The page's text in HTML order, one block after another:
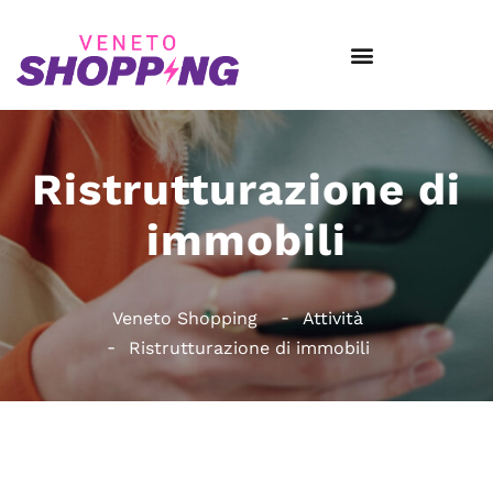
Ristrutturazione di
immobili
Veneto Shopping
Attività
Ristrutturazione di immobili